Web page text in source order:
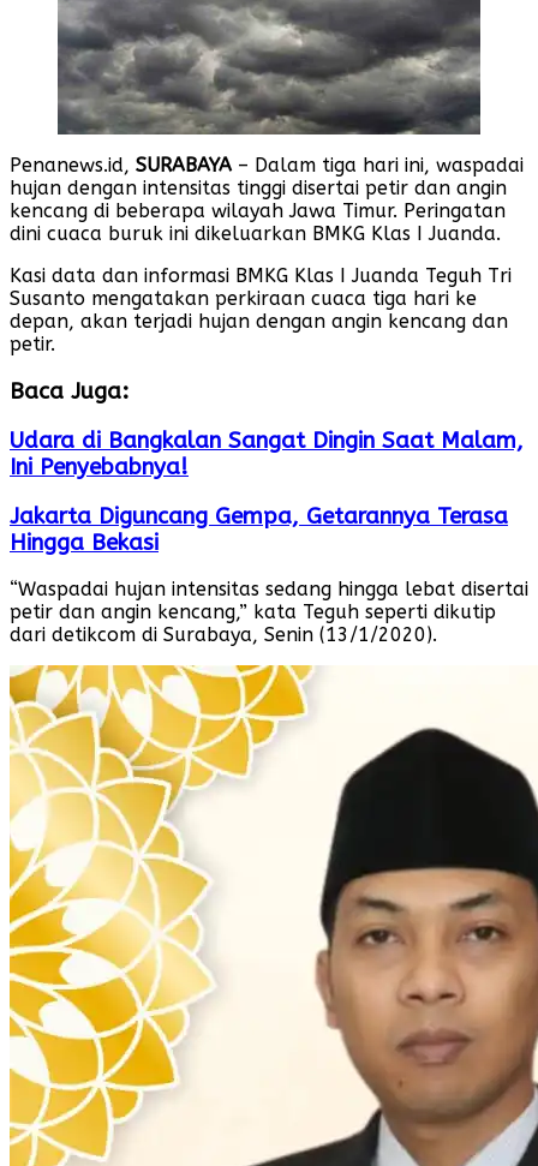
Penanews.id, SURABAYA– Dalam tiga hari ini, waspadai
hujan dengan intensitas tinggi disertai petir dan angin
kencang di beberapa wilayah Jawa Timur. Peringatan
dini cuaca buruk ini dikeluarkan BMKG Klas I Juanda.
Kasi data dan informasi BMKG Klas I Juanda Teguh Tri
Susanto mengatakan perkiraan cuaca tiga hari ke
depan, akan terjadi hujan dengan angin kencang dan
petir.
Baca Juga:
Udara di Bangkalan Sangat Dingin Saat Malam,
Ini Penyebabnya!
Jakarta Diguncang Gempa, Getarannya Terasa
Hingga Bekasi
“Waspadai hujan intensitas sedang hingga lebat disertai
petir dan angin kencang,” kata Teguh seperti dikutip
dari detikcom di Surabaya, Senin (13/1/2020).